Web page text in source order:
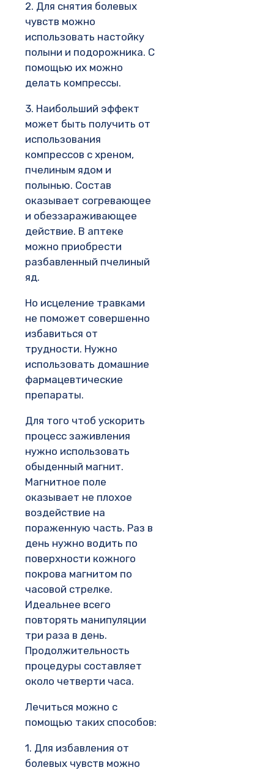
2. Для снятия болевых
чувств можно
использовать настойку
полыни и подорожника. С
помощью их можно
делать компрессы.
3. Наибольший эффект
может быть получить от
использования
компрессов с хреном,
пчелиным ядом и
полынью. Состав
оказывает согревающее
и обеззараживающее
действие. В аптеке
можно приобрести
разбавленный пчелиный
яд.
Но исцеление травками
не поможет совершенно
избавиться от
трудности. Нужно
использовать домашние
фармацевтические
препараты.
Для того чтоб ускорить
процесс заживления
нужно использовать
обыденный магнит.
Магнитное поле
оказывает не плохое
воздействие на
пораженную часть. Раз в
день нужно водить по
поверхности кожного
покрова магнитом по
часовой стрелке.
Идеальнее всего
повторять манипуляции
три раза в день.
Продолжительность
процедуры составляет
около четверти часа.
Лечиться можно с
помощью таких способов:
1. Для избавления от
болевых чувств можно